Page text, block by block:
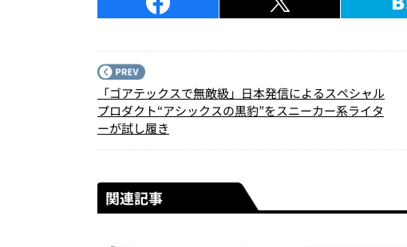
「ゴアテックスで無敵級」日本発信によるスペシャル
プロダクト“アシックスの黒豹”をスニーカー系ライタ
ーが試し履き
関連記事